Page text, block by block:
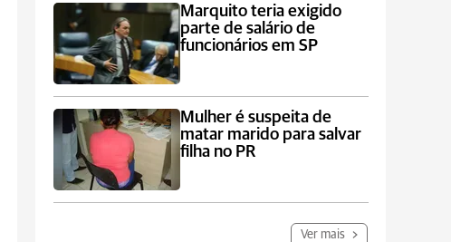
Marquito teria exigido
parte de salário de
funcionários em SP
Mulher é suspeita de
matar marido para salvar
filha no PR
Ver mais